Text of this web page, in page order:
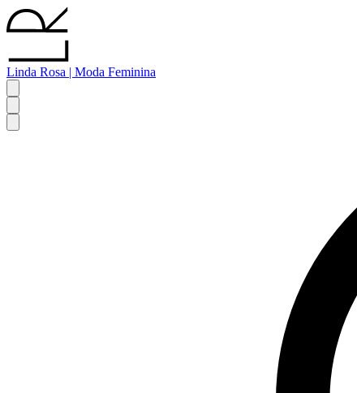
Linda Rosa | Moda Feminina